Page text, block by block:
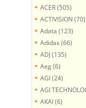
ACER (505)
ACTIVISION (70)
Adata (123)
Adidas (66)
ADJ (135)
Aeg (6)
AGI (24)
AGI
AKAI (6)